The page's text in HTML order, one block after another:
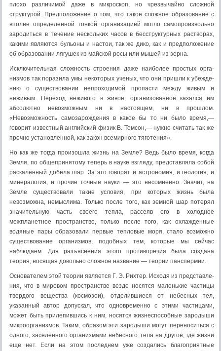
плохо различимой даже в микроскоп, но чрезвычайно сложной
структурой. Предположение о том, что такое сложное образование с
вполне определенной тонкой организацией могло самопроизвольно
зародиться в течение нескольких часов в бесструктурных растворах,
какими являют­ся бульоны и настои, так же дико, как и предположение
об образовании лягушек из майской росы или мышей из зерна.
Исключительная сложность строения даже наиболее простых орга­
низмов так поразила умы некоторых ученых, что они пришли к убежде­
нию о существовании непроходимой пропасти между живым и
неживым. Переход неживого в живое, организованное казался им
абсолютно невозможным ни в настоящем, ни в прошлом.
«Невозможность самозарож­дения в какое бы то ни было время,—
говорит известный английский физик В. Томсон,— нужно считать так же
прочно установленной, как закон всемирного тяготения».
Но как же тогда произошла жизнь на Земле? Ведь было время, когда
Земля, по общепринятому теперь в науке взгляду, представляла собой
раскаленный добела шар. За это говорят и астрономия, и геология, и
минералогия, и прочие точные науки — это несомненно. Значит, на
Зем­ле существовали такие условия, при которых жизнь была
невозможна, немыслима. Только после того, как земной шар потерял
значительную часть своего тепла, рассеяв его в холодное
межпланетное пространство, только после того, как охлажденные
водяные пары образовали первые тепловые моря, стало возможно
существование организмов, подобных тем, которые мы сейчас
наблюдаем. Для разъяснения этого противоречия была создана
теория, носящая довольно сложное название — теории панспермии.
Основателем этой теории является Г. Э. Рихтер. Исходя из представле­
ния, что в мировом пространстве везде носятся маленькие частицы
твердо­го вещества (космозои), отделившиеся от небесных тел,
указанный автор допускал, что одновременно с этими частицами,
может быть прилепив­шись к ним, носятся жизнеспособные зародыши
микроорганизмов. Таким, образом эти зародыши могут переноситься с
одного, заселенного орга­низмами небесного тела на другое, где жизни
еще нет. Если на этом послед­нем уже создались благоприятные